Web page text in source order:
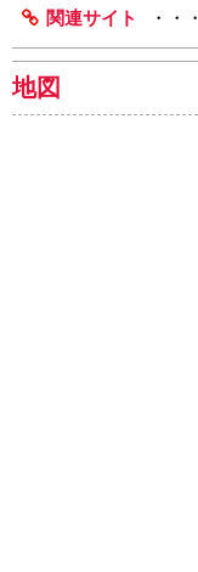
関連サイト ・・・
地図